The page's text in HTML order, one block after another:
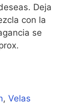
Deja
con la
se
, Velas